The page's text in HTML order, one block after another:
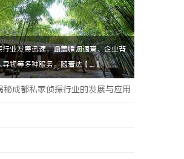
行业发展迅速，涵盖婚姻调查、企业背
物等多种服务。随着法【....】
秘成都私家侦探行业的发展与应用